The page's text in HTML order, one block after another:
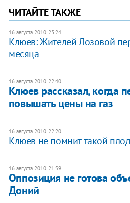
ЧИТАЙТЕ ТАКЖЕ
16 августа 2010, 23:24
​Клюев: Жителей Лозовой
месяца
16 августа 2010, 22:40
Клюев рассказал, когда
повышать цены на газ
16 августа 2010, 22:20
Клюев не помнит такой
16 августа 2010, 21:59
Оппозиция не готова
Доний